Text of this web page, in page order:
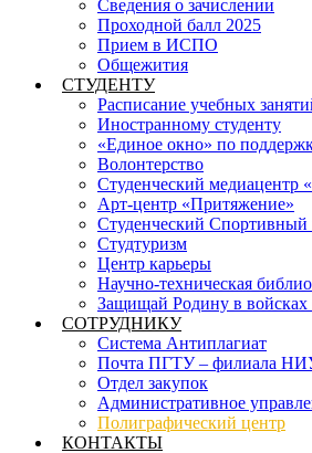
Сведения о зачислении
Проходной балл 2025
Прием в ИСПО
Общежития
СТУДЕНТУ
Расписание учебных
Иностранному студенту
«Единое окно» по
Волонтерство
Студенческий медиацентр
Арт-центр «Притяжение»
Студенческий Спортивный
Студтуризм
Центр карьеры
Научно-техническая
Защищай Родину в войсках
СОТРУДНИКУ
Система Антиплагиат
Почта ПГТУ – филиала
Отдел закупок
Административное
Полиграфический центр
КОНТАКТЫ